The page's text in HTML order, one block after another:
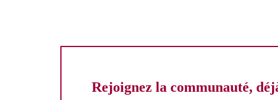
Rejoignez la communauté,